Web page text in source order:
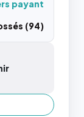
payant
(94)